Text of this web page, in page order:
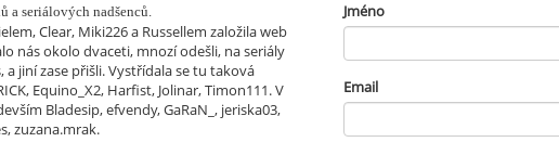
a seriálových nadšenců.
Clear, Miki226 a Russellem založila web
nás okolo dvaceti, mnozí odešli, na seriály
jiní zase přišli. Vystřídala se tu taková
Equino_X2, Harfist, Jolinar, Timon111. V
Bladesip, efvendy, GaRaN_, jeriska03,
zuzana.mrak.
Jméno
Email